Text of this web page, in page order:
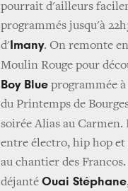
pourrait d'ailleurs
programmés jusqu'à
d' Imany. On remonte
Moulin Rouge pour
Boy Blue programmée
du Printemps de
soirée Alias au
entre électro, hip hop et
au chantier des
déjanté Ouai Stéphane